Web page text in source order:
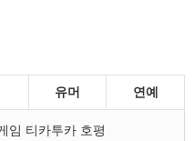
유머 연예
임 티카투카 호평